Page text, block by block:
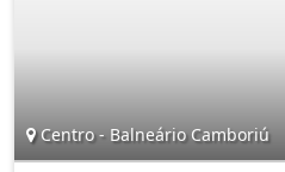
Centro - Balneário Camboriú